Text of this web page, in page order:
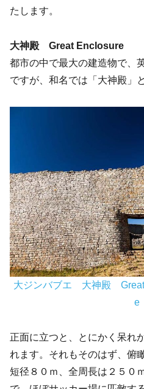
たします。
大神殿 Great Enclosure
都市の中で最大の建造物で、
ですが、和名では「大神殿」
大ジンバブエ 大神殿 Great
e
正面に立つと、とにかく呆れ
れます。それもそのはず、俯
短径８０ｍ、全周長は２５０